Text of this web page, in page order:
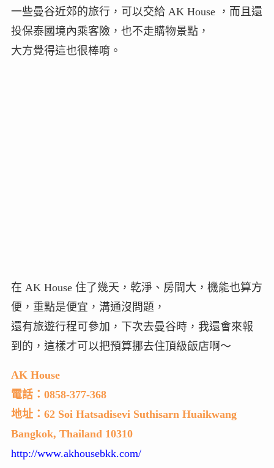
一些曼谷近郊的旅行，可以交給 AK House ，而且還
投保泰國境內乘客險，也不走購物景點，
大方覺得這也很棒唷。
在 AK House 住了幾天，乾淨、房間大，機能也算方
便，重點是便宜，溝通沒問題，
還有旅遊行程可參加，下次去曼谷時，我還會來報
到的，這樣才可以把預算挪去住頂級飯店啊～
AK House
電話：0858-377-368
地址：62 Soi Hatsadisevi Suthisarn Huaikwang
Bangkok, Thailand 10310
http://www.akhousebkk.com/